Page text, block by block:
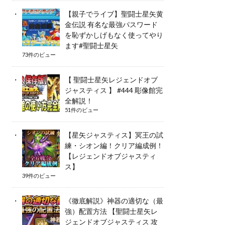
【親子でライブ】聖闘士星矢黄
金伝説 有名な最強パスワード
を恥ずかしげもなく使ってやり
ます#聖闘士星矢
73件のビュー
【 聖闘士星矢レジェンドオブ
ジャスティス 】 #444 彫像館完
全解説！
51件のビュー
【星矢ジャスティス】冥王の試
練・シオン編！クリア編成例！
【レジェンドオブジャスティ
ス】
39件のビュー
《徹底解説》神器の適切な（最
強）配置方法 【聖闘士星矢レ
ジェンドオブジャスティス 攻